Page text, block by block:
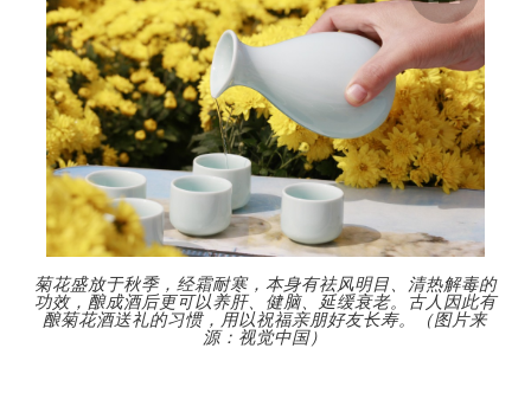
菊花盛放于秋季，经霜耐寒，本身有祛风明目、清热解毒的
功效，酿成酒后更可以养肝、健脑、延缓衰老。古人因此有
酿菊花酒送礼的习惯，用以祝福亲朋好友长寿。（图片来
源：视觉中国）